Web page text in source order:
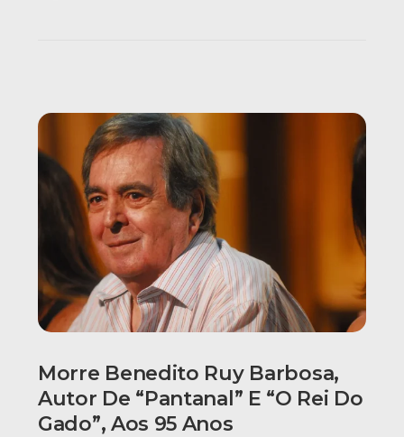
Morre Benedito Ruy Barbosa,
Autor De “Pantanal” E “O Rei Do
Gado”, Aos 95 Anos